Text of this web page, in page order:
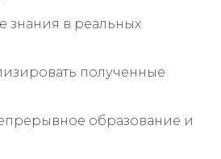
знания в реальных
полученные
образование и